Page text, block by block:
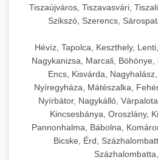
Tiszaújváros, Tiszavasvári,
Szikszó, Szerencs,
Hévíz, Tapolca, Keszthely,
Nagykanizsa, Marcali,
Encs, Kisvárda,
Nyíregyháza, Mátészalka,
Nyírbátor, Nagykálló,
Kincsesbánya, Oroszlány,
Pannonhalma, Bábolna,
Bicske, Érd,